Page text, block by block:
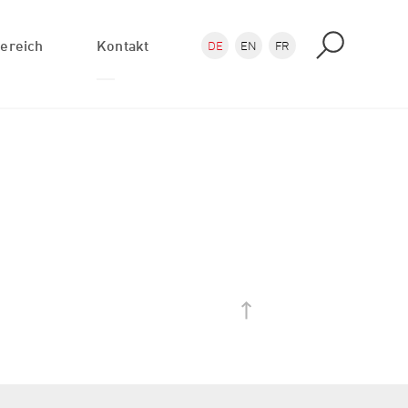
DE EN FR
Kontakt